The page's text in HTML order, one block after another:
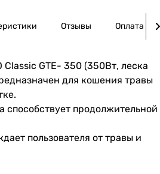
Отзывы Оплата
GTE- 350 (350Вт, леска
для кошения травы
способствует продолжительной
пользователя от травы и